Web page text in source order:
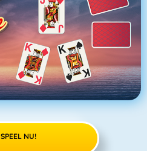
SPEEL NU!